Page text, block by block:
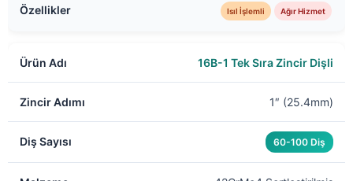
Isıl İşlemli Ağır Hizmet
16B-1 Tek Sıra Zincir Dişli
1″ (25.4mm)
60-100 Diş